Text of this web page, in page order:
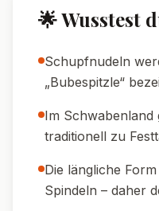
🌟 Wusstest
Schupfnudeln
„Bubespitzle“
Im
traditionell zu
Die längliche
Spindeln – daher